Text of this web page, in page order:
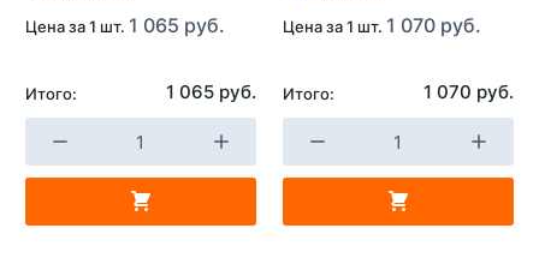
Цена за 1 шт. 1 065 руб.
Итого: 1 065 руб.
Цена за 1 шт. 1 070 руб.
Итого: 1 070 руб.